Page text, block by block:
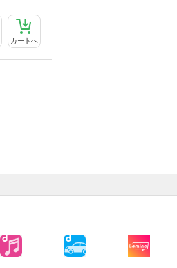
カートへ